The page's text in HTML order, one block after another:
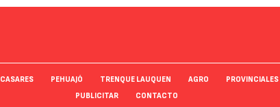
PEHUAJÓ TRENQUE LAUQUEN AGRO PROVINCIALES
PUBLICITAR
CONTACTO